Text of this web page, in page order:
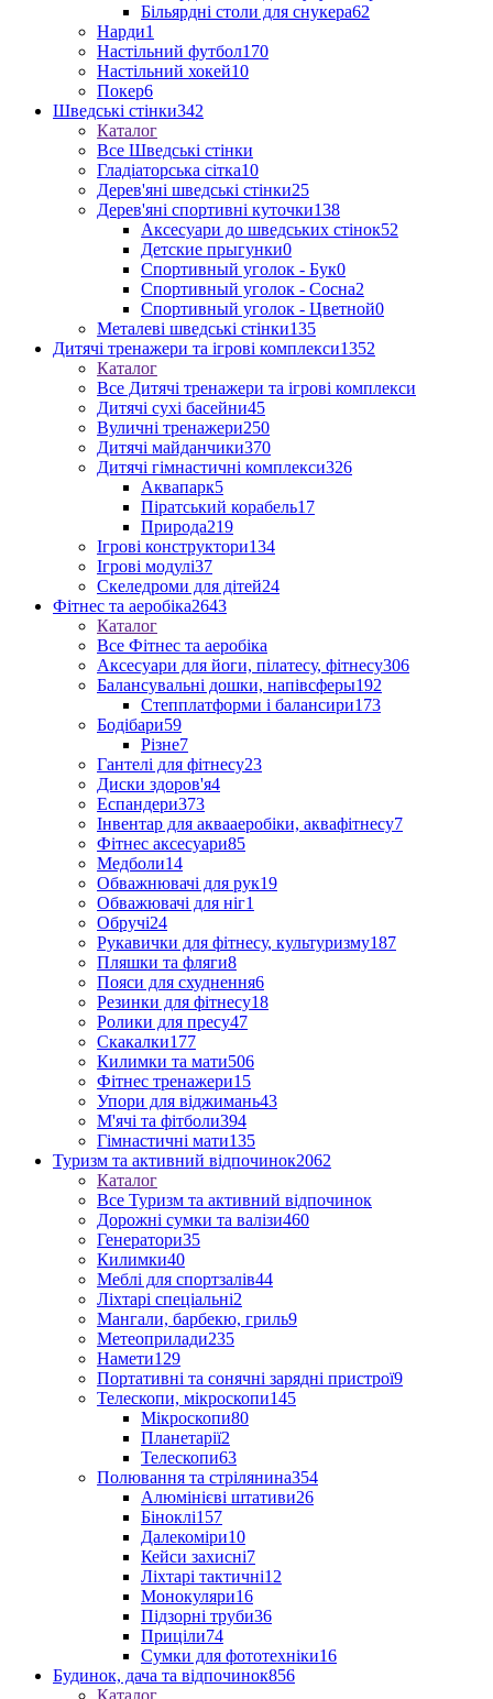
Більярдні столи для снукера62
Нарди1
Настільний футбол170
Настільний хокей10
Покер6
Шведські стінки342
Каталог
Все Шведські стінки
Гладіаторська сітка10
Дерев'яні шведські стінки25
Дерев'яні спортивні куточки138
Аксесуари до шведських стінок52
Детские прыгунки0
Спортивный уголок - Бук0
Спортивный уголок - Сосна2
Спортивный уголок - Цветной0
Металеві шведські стінки135
Дитячі тренажери та ігрові комплекси1352
Каталог
Все Дитячі тренажери та ігрові комплекси
Дитячі сухі басейни45
Вуличні тренажери250
Дитячі майданчики370
Дитячі гімнастичні комплекси326
Аквапарк5
Піратський корабель17
Природа219
Ігрові конструктори134
Ігрові модулі37
Скеледроми для дітей24
Фітнес та аеробіка2643
Каталог
Все Фітнес та аеробіка
Аксесуари для йоги, пілатесу, фітнесу306
Балансувальні дошки, напівсферы192
Степплатформи і балансири173
Бодібари59
Різне7
Гантелі для фітнесу23
Диски здоров'я4
Еспандери373
Інвентар для аквааеробіки, аквафітнесу7
Фітнес аксесуари85
Медболи14
Обважнювачі для рук19
Обважювачі для ніг1
Обручі24
Рукавички для фітнесу, культуризму187
Пляшки та фляги8
Пояси для схуднення6
Резинки для фітнесу18
Ролики для пресу47
Скакалки177
Килимки та мати506
Фітнес тренажери15
Упори для віджимань43
М'ячі та фітболи394
Гімнастичні мати135
Туризм та активний відпочинок2062
Каталог
Все Туризм та активний відпочинок
Дорожні сумки та валізи460
Генератори35
Килимки40
Меблі для спортзалів44
Ліхтарі спеціальні2
Мангали, барбекю, гриль9
Метеоприлади235
Намети129
Портативні та сонячні зарядні пристрої9
Телескопи, мікроскопи145
Мікроскопи80
Планетарії2
Телескопи63
Полювання та стрілянина354
Алюмінієві штативи26
Біноклі157
Далекоміри10
Кейси захисні7
Ліхтарі тактичні12
Монокуляри16
Підзорні труби36
Приціли74
Сумки для фототехніки16
Будинок, дача та відпочинок856
Каталог